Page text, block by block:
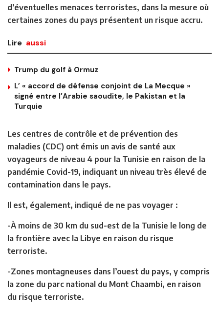
d’éventuelles menaces terroristes, dans la mesure où
certaines zones du pays présentent un risque accru.
Lire aussi
Trump du golf à Ormuz
L’ « accord de défense conjoint de La Mecque »
signé entre l’Arabie saoudite, le Pakistan et la
Turquie
Les centres de contrôle et de prévention des
maladies (CDC) ont émis un avis de santé aux
voyageurs de niveau 4 pour la Tunisie en raison de la
pandémie Covid-19, indiquant un niveau très élevé de
contamination dans le pays.
Il est, également, indiqué de ne pas voyager :
-À moins de 30 km du sud-est de la Tunisie le long de
la frontière avec la Libye en raison du risque
terroriste.
-Zones montagneuses dans l’ouest du pays, y compris
la zone du parc national du Mont Chaambi, en raison
du risque terroriste.